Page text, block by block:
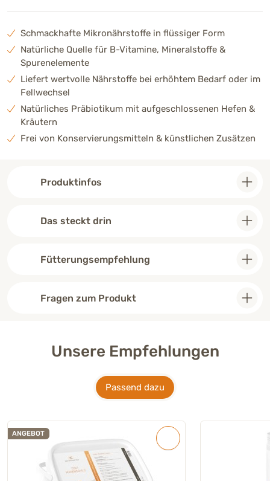
Schmackhafte Mikronährstoffe in flüssiger Form
Natürliche Quelle für B-Vitamine, Mineralstoffe &
Spurenelemente
Liefert wertvolle Nährstoffe bei erhöhtem Bedarf oder im
Fellwechsel
Natürliches Präbiotikum mit aufgeschlossenen Hefen &
Kräutern
Frei von Konservierungsmitteln & künstlichen Zusätzen
Produktinfos
Das steckt drin
Fütterungsempfehlung
Fragen zum Produkt
Unsere Empfehlungen
Passend dazu
ANGEBOT